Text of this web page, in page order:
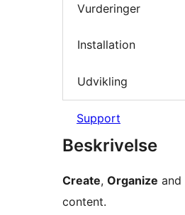
Vurderinger
Installation
Udvikling
Support
Beskrivelse
Create, Organize and
content.